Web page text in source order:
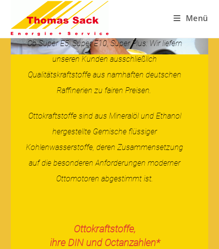
Menü
Ob Super E5, Super E10, Super Plus: Wir liefern
unseren Kunden ausschließlich
Qualitätskraftstoffe aus namhaften deutschen
Raffinerien zu fairen Preisen.
Ottokraftstoffe sind aus Mineralöl und Ethanol
hergestellte Gemische flüssiger
Kohlenwasserstoffe, deren Zusammensetzung
auf die besonderen Anforderungen moderner
Ottomotoren abgestimmt ist.
Ottokraftstoffe,
ihre DIN und Octanzahlen*